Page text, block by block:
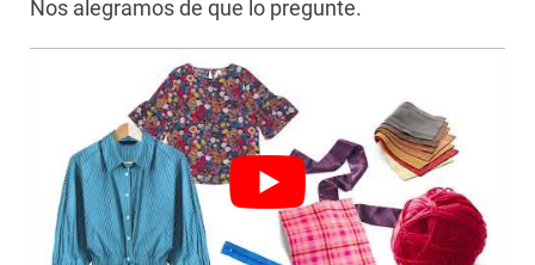
Nos alegramos de que lo pregunte.